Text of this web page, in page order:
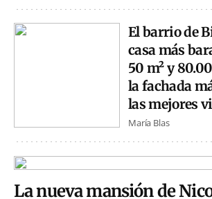
El barrio de
casa más
50 m² y
la fachada
las mejores
María Blas
La nueva mansión de